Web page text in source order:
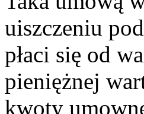
uiszczeniu
płaci się od
pieniężnej
kwoty